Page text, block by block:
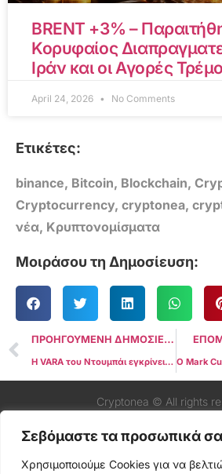
Σεβόμαστε τα προσωπικά
Χρησιμοποιούμε Cookies για να
BRENT +3% –
Κορυφαίος
Ιράν και οι Αγορές
April 24, 2026 No Comments
Ετικέτες:
binance, Bitcoin, Blockchain,
Cryptocurrency, cryptonea,
νέα, Κρυπτονομίσματα
Μοιράσου τη Δημοσίευση:
ΠΡΟΗΓΟΥΜΕΝΗ ΔΗΜΟΣΙΕΥΣΗ
Η VARA του Ντουμπάι εγκρίνει την “προπαρασκευαστική” άδεια του OKX στο πλαίσιο των σχεδίων επέκτασης του ανταλλακτηρίου
Cryptonea © All rights